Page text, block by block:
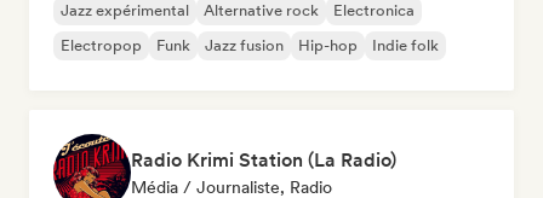
Jazz expérimental Alternative rock
Electronica
Electropop
Funk Jazz fusion Hip-hop Indie folk
Radio Krimi Station (La Radio)
Média / Journaliste, Radio